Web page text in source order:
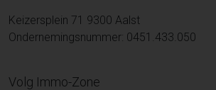
Keizersplein 71 9300 Aalst
Ondernemingsnummer: 0451.433.050
Volg Immo-Zone